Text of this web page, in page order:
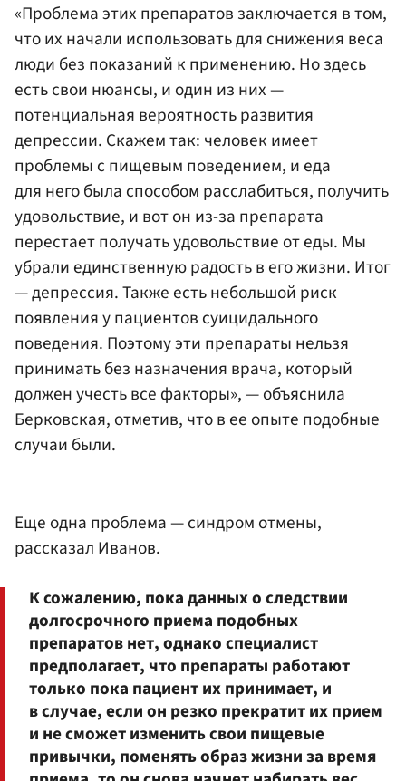
«Проблема этих препаратов заключается в том,
что их начали использовать для снижения веса
люди без показаний к применению. Но здесь
есть свои нюансы, и один из них —
потенциальная вероятность развития
депрессии. Скажем так: человек имеет
проблемы с пищевым поведением, и еда
для него была способом расслабиться, получить
удовольствие, и вот он из-за препарата
перестает получать удовольствие от еды. Мы
убрали единственную радость в его жизни. Итог
— депрессия. Также есть небольшой риск
появления у пациентов суицидального
поведения. Поэтому эти препараты нельзя
принимать без назначения врача, который
должен учесть все факторы», — объяснила
Берковская, отметив, что в ее опыте подобные
случаи были.
Еще одна проблема — синдром отмены,
рассказал Иванов.
К сожалению, пока данных о следствии
долгосрочного приема подобных
препаратов нет, однако специалист
предполагает, что препараты работают
только пока пациент их принимает, и
в случае, если он резко прекратит их прием
и не сможет изменить свои пищевые
привычки, поменять образ жизни за время